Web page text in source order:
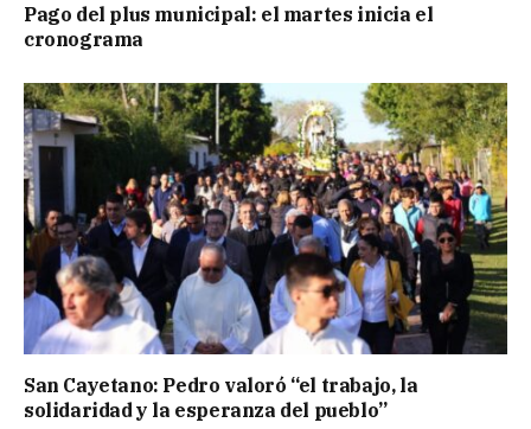
Pago del plus municipal: el martes inicia el
cronograma
San Cayetano: Pedro valoró “el trabajo, la
solidaridad y la esperanza del pueblo”